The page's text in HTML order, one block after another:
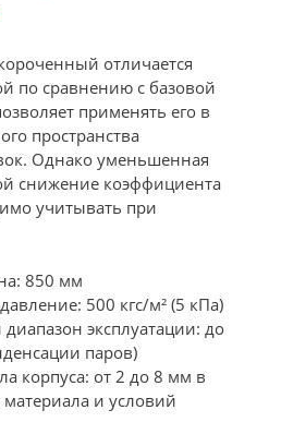
отличается
по сравнению с базовой
применять его в
пространства
Однако уменьшенная
снижение коэффициента
учитывать при
850 мм
500 кгс/м² (5 кПа)
эксплуатации: до
паров)
корпуса: от 2 до 8 мм в
и условий